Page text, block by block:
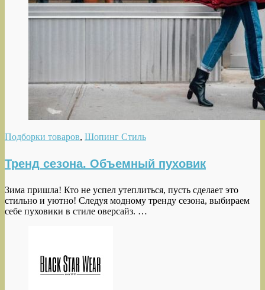
Подборки товаров, Шопинг Стиль
Тренд сезона. Объемный пуховик
Зима пришла! Кто не успел утеплиться, пусть сделает это
стильно и уютно! Следуя модному тренду сезона, выбираем
себе пуховики в стиле оверсайз. …